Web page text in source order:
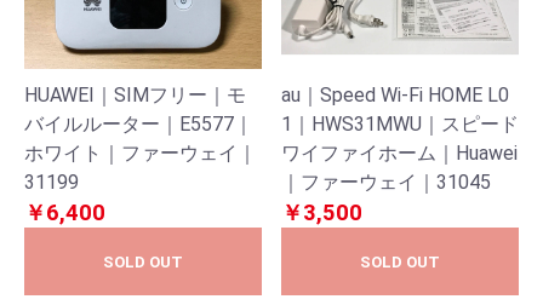
HUAWEI｜SIMフリー｜モ
バイルルーター｜E5577｜
ホワイト｜ファーウェイ｜
31199
￥6,400
SOLD OUT
au｜Speed Wi-Fi HOME L0
1｜HWS31MWU｜スピード
ワイファイホーム｜Huawei
｜ファーウェイ｜31045
￥3,500
SOLD OUT